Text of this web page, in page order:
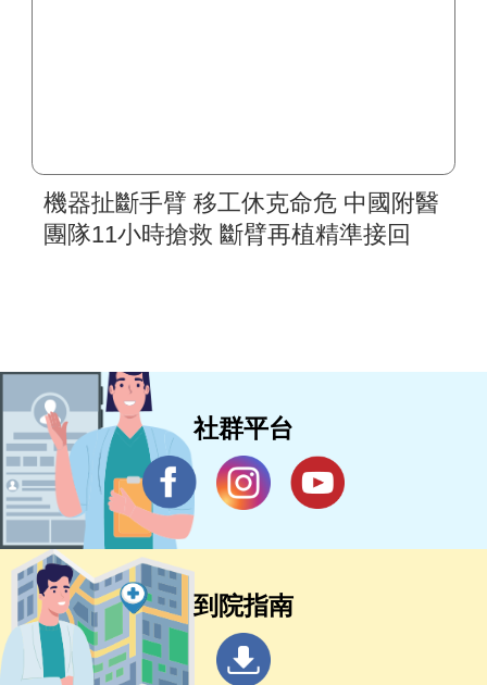
機器扯斷手臂 移工休克命危 中國附醫
團隊11小時搶救 斷臂再植精準接回
社群平台
到院指南